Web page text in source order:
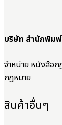
บริษัท สำนักพิม
จำหน่าย หนังสือก
กฎหมาย
สินค้าอื่นๆ